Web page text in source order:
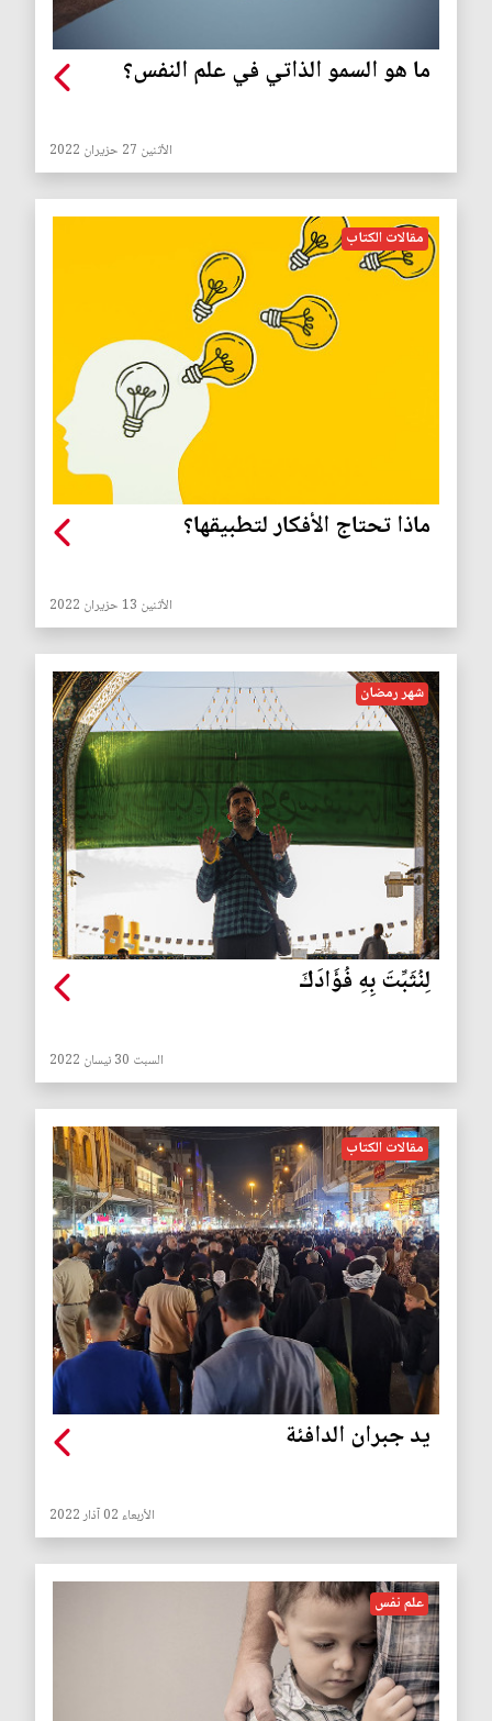
ما هو السمو الذاتي في علم النفس؟
الأثنين 27 حزيران 2022
مقالات الكتاب
ماذا تحتاج الأفكار لتطبيقها؟
الأثنين 13 حزيران 2022
شهر رمضان
لِنُثَبِّتَ بِهِ فُؤَادَكَ
السبت 30 نيسان 2022
مقالات الكتاب
يد جبران الدافئة
الأربعاء 02 آذار 2022
علم نفس